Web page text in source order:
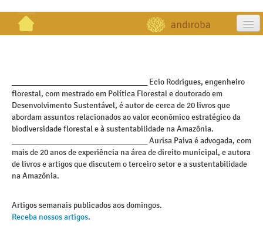
publicações
galeria
contato
_________________________________ Ecio Rodrigues, engenheiro
florestal, com mestrado em Política Florestal e doutorado em
Desenvolvimento Sustentável, é autor de cerca de 20 livros que
abordam assuntos relacionados ao valor econômico estratégico da
biodiversidade florestal e à sustentabilidade na Amazônia.
_________________________________ Aurisa Paiva é advogada, com
mais de 20 anos de experiência na área de direito municipal, e autora
de livros e artigos que discutem o terceiro setor e a sustentabilidade
na Amazônia.
Artigos semanais publicados aos domingos.
Receba nossos artigos.